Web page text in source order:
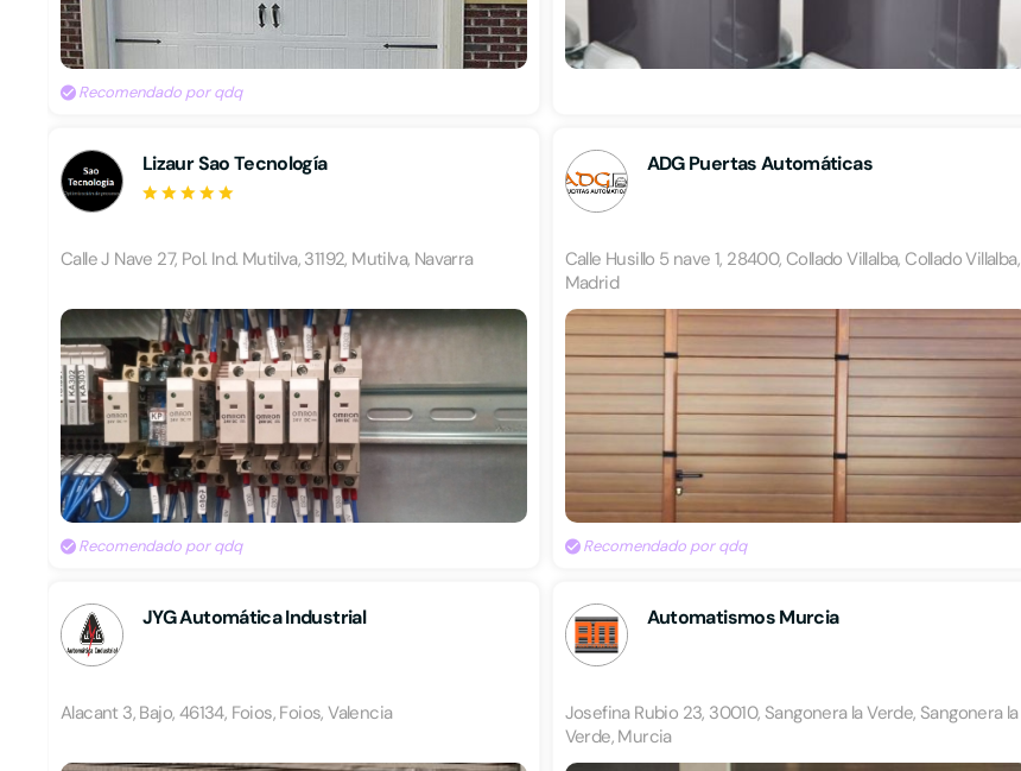
Recomendado por qdq
Lizaur Sao Tecnología
Calle J Nave 27, Pol. Ind. Mutilva, 31192, Mutilva, Navarra
Recomendado por qdq
ADG Puertas Automáticas
Calle Husillo 5 nave 1, 28400, Collado Villalba, Collado Villalba,
Madrid
Recomendado por qdq
JYG Automática Industrial
Alacant 3, Bajo, 46134, Foios, Foios, Valencia
Automatismos Murcia
Josefina Rubio 23, 30010, Sangonera la Verde, Sangonera la
Verde, Murcia